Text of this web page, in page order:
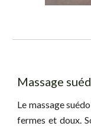
Massage
Le massage
fermes et doux.